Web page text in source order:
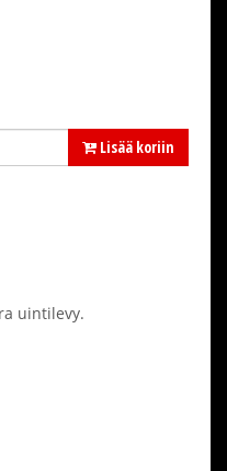
Lisää koriin
uintilevy.